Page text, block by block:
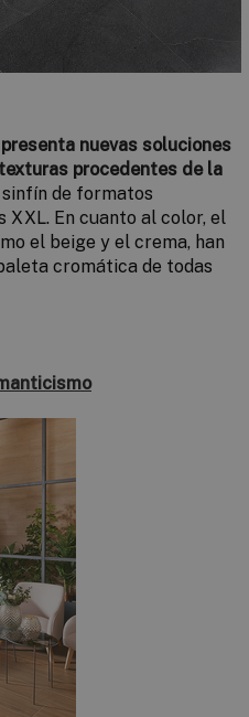
presenta nuevas soluciones
procedentes de la
sinfín de formatos
XXL. En cuanto al color, el
el beige y el crema, han
cromática de todas